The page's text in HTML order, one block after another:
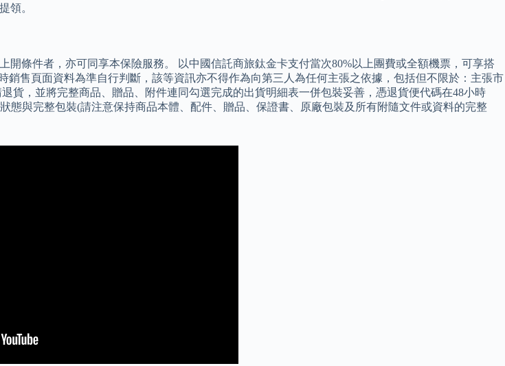
領。
條件者，亦可同享本保險服務。 以中國信託商旅鈦金卡支付當次80%以上團費或全額機票，可享搭
售頁面資料為準自行判斷，該等資訊亦不得作為向第三人為任何主張之依據，包括但不限於：主張市
貨，並將完整商品、贈品、附件連同勾選完成的出貨明細表一併包裝妥善，憑退貨便代碼在48小時
態與完整包裝(請注意保持商品本體、配件、贈品、保證書、原廠包裝及所有附隨文件或資料的完整